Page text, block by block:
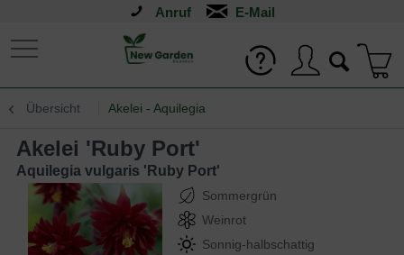
Anruf
Übersicht Akelei - Aquilegia
Akelei 'Ruby Port'
Aquilegia vulgaris 'Ruby Port'
Sommergrün
Weinrot
Sonnig-halbschattig